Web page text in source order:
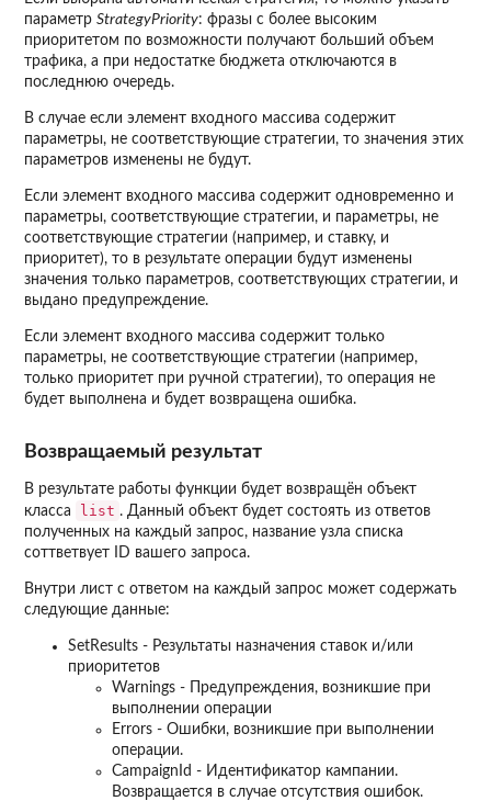
параметр StrategyPriority: фразы с более высоким
приоритетом по возможности получают больший объем
трафика, а при недостатке бюджета отключаются в
последнюю очередь.
В случае если элемент входного массива содержит
параметры, не соответствующие стратегии, то значения этих
параметров изменены не будут.
Если элемент входного массива содержит одновременно и
параметры, соответствующие стратегии, и параметры, не
соответствующие стратегии (например, и ставку, и
приоритет), то в результате операции будут изменены
значения только параметров, соответствующих стратегии, и
выдано предупреждение.
Если элемент входного массива содержит только
параметры, не соответствующие стратегии (например,
только приоритет при ручной стратегии), то операция не
будет выполнена и будет возвращена ошибка.
Возвращаемый результат
В результате работы функции будет возвращён объект
класса
list . Данный объект будет состоять из ответов
полученных на каждый запрос, название узла списка
соттветвует ID вашего запроса.
Внутри лист с ответом на каждый запрос может содержать
следующие данные:
SetResults - Результаты назначения ставок и/или
приоритетов
Warnings - Предупреждения, возникшие при
выполнении операции
Errors - Ошибки, возникшие при выполнении
операции.
CampaignId - Идентификатор кампании.
Возвращается в случае отсутствия ошибок.